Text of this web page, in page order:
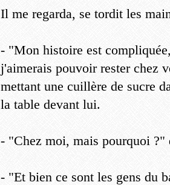
Il me regarda, se tordit les
- "Mon histoire est
j'aimerais pouvoir rester chez
mettant une cuillère de sucre
la table devant lui.
- "Chez moi, mais pourquoi ?"
- "Et bien ce sont les gens du